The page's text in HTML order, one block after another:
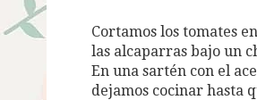
Cortamos los tomates
las alcaparras bajo un
En una sartén con el
dejamos cocinar hasta